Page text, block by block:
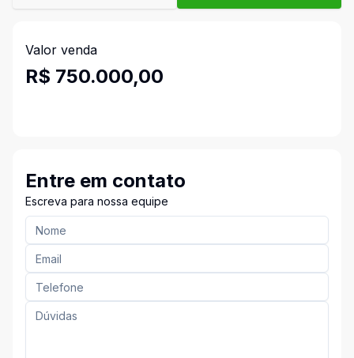
Valor venda
R$ 750.000,00
Entre em contato
Escreva para nossa equipe